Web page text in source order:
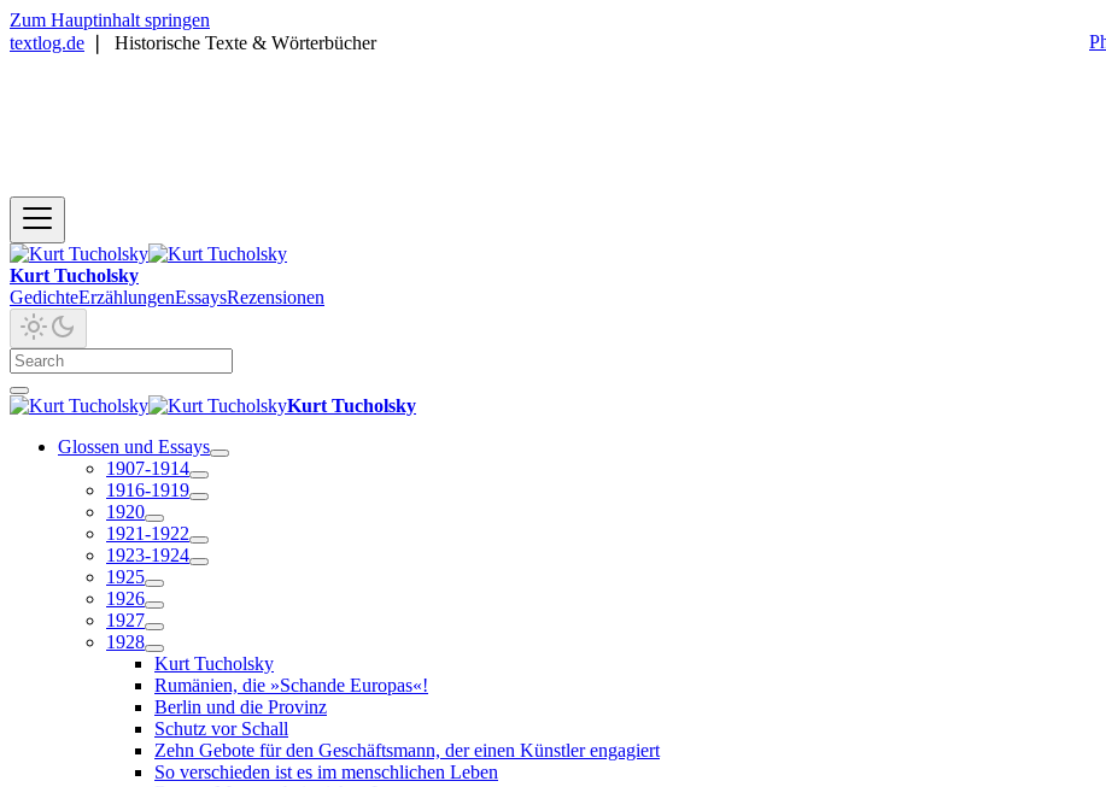
Zum Hauptinhalt springen
textlog.de
Historische Texte & Wörterbücher
Kurt Tucholsky
GedichteErzählungenEssaysRezensionen
Kurt Tucholsky
Glossen und Essays
1907-1914
1916-1919
1920
1921-1922
1923-1924
1925
1926
1927
1928
Kurt Tucholsky
Rumänien, die »Schande Europas«!
Berlin und die Provinz
Schutz vor Schall
Zehn Gebote für den Geschäftsmann, der einen Künstler engagiert
So verschieden ist es im menschlichen Leben